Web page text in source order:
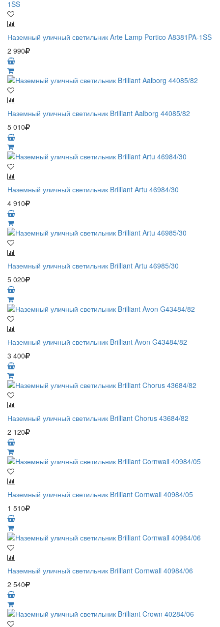
Наземный уличный светильник Arte Lamp Portico A8381PA-1SS
2 990
Наземный уличный светильник Brilliant Aalborg 44085/82
5 010
Наземный уличный светильник Brilliant Artu 46984/30
4 910
Наземный уличный светильник Brilliant Artu 46985/30
5 020
Наземный уличный светильник Brilliant Avon G43484/82
3 400
Наземный уличный светильник Brilliant Chorus 43684/82
2 120
Наземный уличный светильник Brilliant Cornwall 40984/05
1 510
Наземный уличный светильник Brilliant Cornwall 40984/06
2 540